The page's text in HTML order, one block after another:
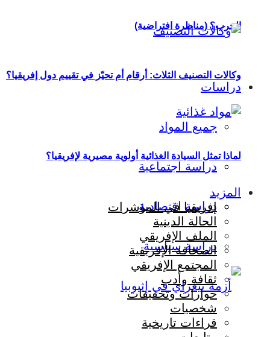
الحرب؟ (مناظرة افتراضية)
دراسات
جميع المواد
دراسة اجتماعية
دراسة اقتصادية
دراسة سياسية
وكالات التصنيف الثلاث: أرقام أم تحيّز في تقييم دول إفريقيا؟
لماذا تمثل السيادة الغذائية أولوية مصيرية لإفريقيا؟
المزيد
إفريقيا في المؤشرات
الحالة الدينية
الملف الإفريقي
الصحافة الإفريقية
المجتمع الإفريقي
ثقافة وأدب
حوارات وتحقيقات
شخصيات
قراءات تاريخية